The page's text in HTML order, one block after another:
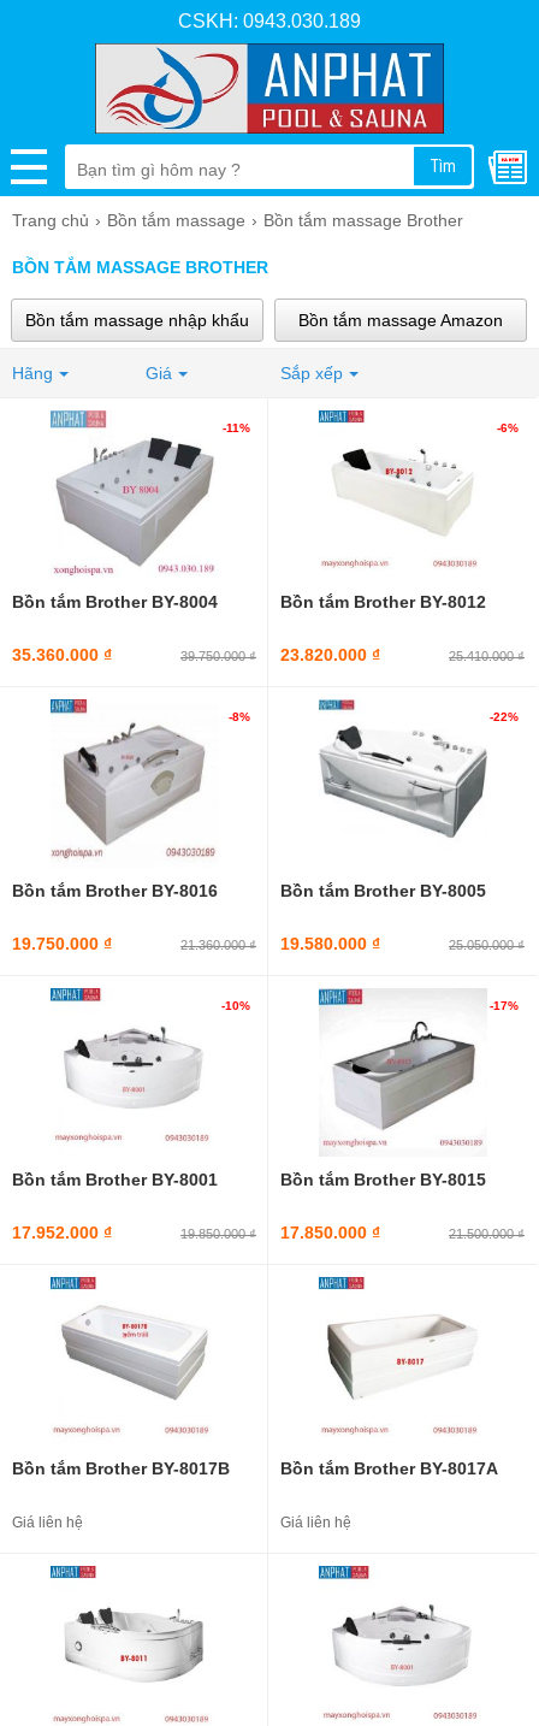
CSKH: 0943.030.189
Tìm
Trang chủ Bồn tắm massage Bồn tắm massage Brother
BỒN TẮM MASSAGE BROTHER
Bồn tắm massage nhập khẩu Bồn tắm massage Amazon
Bồn tắm ngâm Amazon Bồn tắm massage Brother
Bồn tắm massage Govern Bồn tắm gỗ
Bồn tắm massage Caesar Bồn tắm Nofer
Bồn tắm MICIO Bồn tắm Fantiny
GEMY
Hãng Giá Sắp xếp
Bồn tắm Brother BY-8004
35.360.000 ₫ 39.750.000 ₫
-11%
Bồn tắm Brother BY-8012
23.820.000 ₫ 25.410.000 ₫
-6%
Bồn tắm Brother BY-8016
19.750.000 ₫ 21.360.000 ₫
-8%
Bồn tắm Brother BY-8005
19.580.000 ₫ 25.050.000 ₫
-22%
Bồn tắm Brother BY-8001
17.952.000 ₫ 19.850.000 ₫
-10%
Bồn tắm Brother BY-8015
17.850.000 ₫ 21.500.000 ₫
-17%
Bồn tắm Brother BY-8017B
Giá liên hệ
Bồn tắm Brother BY-8017A
Giá liên hệ